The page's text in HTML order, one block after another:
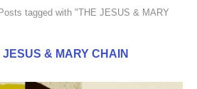
Posts tagged with "THE JESUS & MARY
JESUS & MARY CHAIN